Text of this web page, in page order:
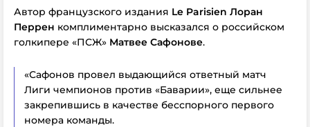
Автор французского издания Le Parisien Лоран
Перрен комплиментарно высказался о российском
голкипере «ПСЖ» Матвее Сафонове.
«Сафонов провел выдающийся ответный матч
Лиги чемпионов против «Баварии», еще сильнее
закрепившись в качестве бесспорного первого
номера команды.